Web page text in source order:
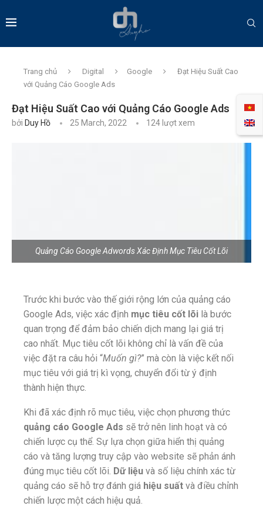
Trang chủ Digital Google
Đạt Hiệu Suất Cao
với Quảng Cáo Google Ads
Đạt Hiệu Suất Cao với Quảng Cáo Google Ads
bởi Duy Hồ 25 March, 2022 124 lượt xem
Quảng Cáo Google Adwords Xác Định Mục Tiêu Cốt Lõi
Trước khi bước vào thế giới rộng lớn của quảng cáo
Google Ads, việc xác định mục tiêu cốt lõi là bước
quan trọng để đảm bảo chiến dịch mang lại giá trị
cao nhất. Mục tiêu cốt lõi không chỉ là vấn đề của
việc đặt ra câu hỏi “Muốn gì?” mà còn là việc kết nối
mục tiêu với giá trị kì vọng, chuyển đổi từ ý định
thành hiện thực.
Khi đã xác định rõ mục tiêu, việc chọn phương thức
quảng cáo Google Ads sẽ trở nên linh hoạt và có
chiến lược cụ thể. Sự lựa chọn giữa hiển thị quảng
cáo và tăng lượng truy cập vào website sẽ phản ánh
đúng mục tiêu cốt lõi. Dữ liệu và số liệu chính xác từ
quảng cáo sẽ hỗ trợ đánh giá hiệu suất và điều chỉnh
chiến lược một cách hiệu quả.